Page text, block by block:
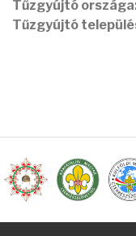
Tűzgyújtó
Tűzgyújtó